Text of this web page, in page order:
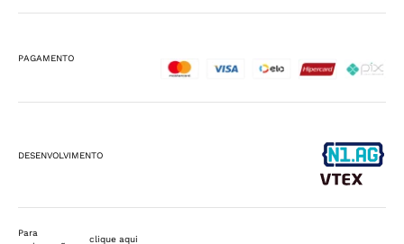
PAGAMENTO
DESENVOLVIMENTO
Para
clique aqui